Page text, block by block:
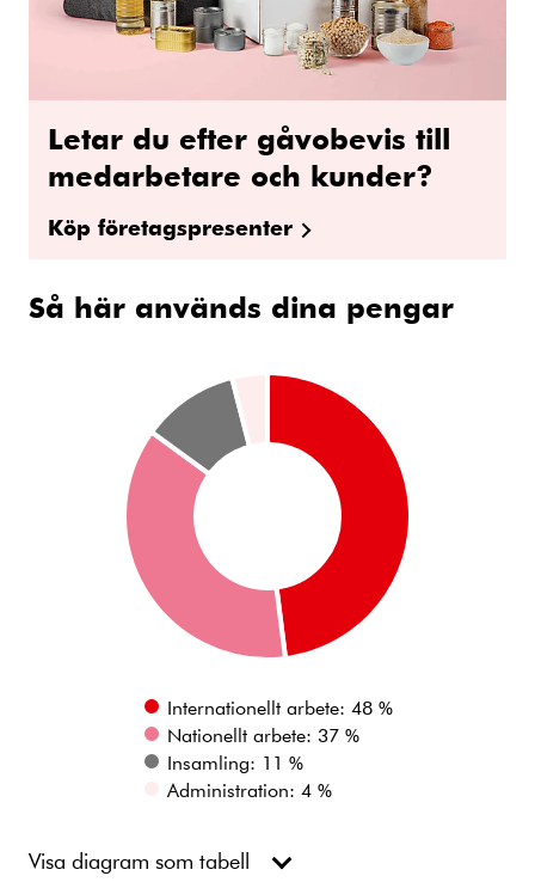
Letar du efter gåvobevis till
medarbetare och kunder?
Köp företagspresenter
Så här används dina pengar
Internationellt arbete: 48 %
Nationellt arbete: 37 %
Insamling: 11 %
Administration: 4 %
Visa diagram som tabell